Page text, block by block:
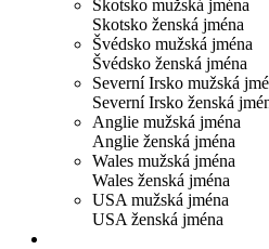
Skotsko mužská jména
Skotsko ženská jména
Švédsko mužská jména
Švédsko ženská jména
Severní Irsko mužská
Severní Irsko ženská
Anglie mužská jména
Anglie ženská jména
Wales mužská jména
Wales ženská jména
USA mužská jména
USA ženská jména